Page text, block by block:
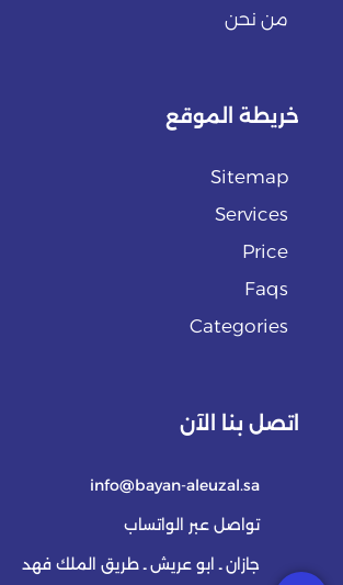
من نحن
خريطة الموقع
Sitemap
Services
Price
Faqs
Categories
اتصل بنا الآن
info@bayan-aleuzal.sa
تواصل عبر الواتساب
جازان ـ ابو عريش ـ طريق الملك فهد